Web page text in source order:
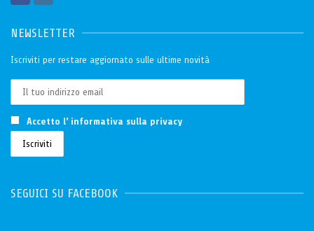
NEWSLETTER
Iscriviti per restare aggiornato sulle ultime novità
Accetto l' informativa sulla privacy
SEGUICI SU FACEBOOK